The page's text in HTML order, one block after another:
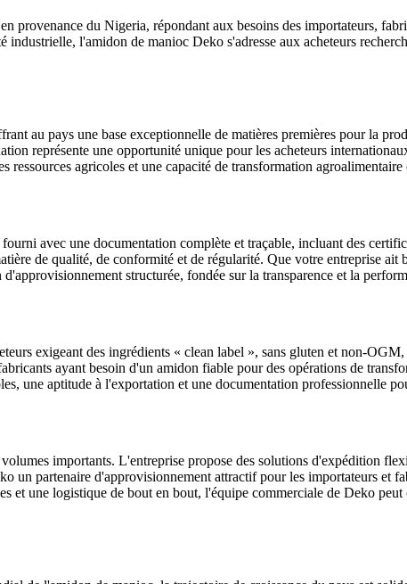
du Nigeria, répondant aux besoins des importateurs,
l'amidon de manioc Deko s'adresse aux acheteurs
au pays une base exceptionnelle de matières premières pour la
représente une opportunité unique pour les acheteurs
agricoles et une capacité de transformation agroalimentaire
avec une documentation complète et traçable, incluant des
de qualité, de conformité et de régularité. Que votre entreprise ait
structurée, fondée sur la transparence et la
exigeant des ingrédients « clean label », sans gluten et non-
ayant besoin d'un amidon fiable pour des opérations de
une aptitude à l'exportation et une documentation professionnelle
importants. L'entreprise propose des solutions d'expédition
un partenaire d'approvisionnement attractif pour les importateurs et
et une logistique de bout en bout, l'équipe commerciale de Deko